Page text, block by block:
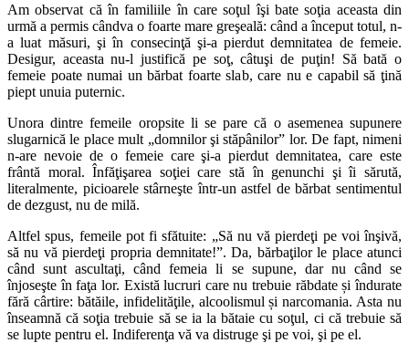
Am observat că în familiile în care soţul îşi bate soţia aceasta din
urmă a permis cândva o foarte mare greşeală: când a început totul, n-
a luat măsuri, şi în consecinţă şi-a pierdut demnitatea de femeie.
Desigur, aceasta nu-l justifică pe soţ, câtuşi de puţin! Să bată o
femeie poate numai un bărbat foarte slab, care nu e capabil să ţină
piept unuia puternic.
Unora dintre femeile oropsite li se pare că o asemenea supunere
slugarnică le place mult „domnilor şi stăpânilor” lor. De fapt, nimeni
n-are nevoie de o femeie care şi-a pierdut demnitatea, care este
frântă moral. Înfăţişarea soţiei care stă în genunchi şi îi sărută,
literalmente, picioarele stârneşte într-un astfel de bărbat sentimentul
de dezgust, nu de milă.
Altfel spus, femeile pot fi sfătuite: „Să nu vă pierdeţi pe voi înşivă,
să nu vă pierdeţi propria demnitate!”. Da, bărbaţilor le place atunci
când sunt ascultaţi, când femeia li se supune, dar nu când se
înjoseşte în faţa lor. Există lucruri care nu trebuie răbdate și îndurate
fără cârtire: bătăile, infidelităţile, alcoolismul și narcomania. Asta nu
înseamnă că soţia trebuie să se ia la bătaie cu soţul, ci că trebuie să
se lupte pentru el. Indiferenţa vă va distruge şi pe voi, şi pe el.